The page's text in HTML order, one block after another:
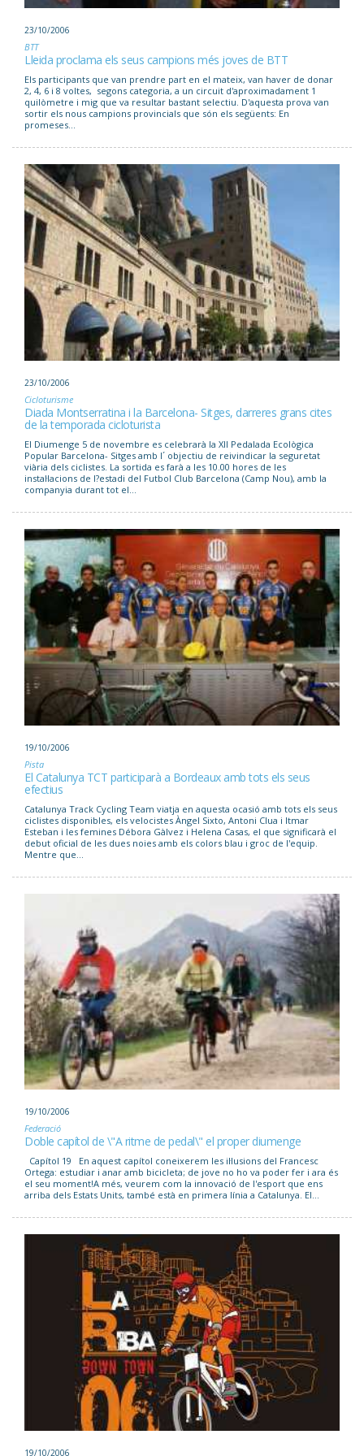
23/10/2006
BTT
Lleida proclama els seus campions més joves de BTT
Els participants que van prendre part en el mateix, van haver de donar
2, 4, 6 i 8 voltes, segons categoria, a un circuit d'aproximadament 1
quilòmetre i mig que va resultar bastant selectiu. D'aquesta prova van
sortir els nous campions provincials que són els següents: En
promeses...
23/10/2006
Cicloturisme
Diada Montserratina i la Barcelona- Sitges, darreres grans cites
de la temporada cicloturista
El Diumenge 5 de novembre es celebrarà la XII Pedalada Ecològica
Popular Barcelona- Sitges amb l´ objectiu de reivindicar la seguretat
viària dels ciclistes. La sortida es farà a les 10.00 hores de les
instal·lacions de l?estadi del Futbol Club Barcelona (Camp Nou), amb la
companyia durant tot el...
19/10/2006
Pista
El Catalunya TCT participarà a Bordeaux amb tots els seus
efectius
Catalunya Track Cycling Team viatja en aquesta ocasió amb tots els seus
ciclistes disponibles, els velocistes Àngel Sixto, Antoni Clua i Itmar
Esteban i les femines Débora Gàlvez i Helena Casas, el que significarà el
debut oficial de les dues noies amb els colors blau i groc de l'equip.
Mentre que...
19/10/2006
Federació
Doble capítol de \"A ritme de pedal\" el proper diumenge
Capítol 19 En aquest capítol coneixerem les il·lusions del Francesc
Ortega: estudiar i anar amb bicicleta; de jove no ho va poder fer i ara és
el seu moment!A més, veurem com la innovació de l'esport que ens
arriba dels Estats Units, també està en primera línia a Catalunya. El...
19/10/2006